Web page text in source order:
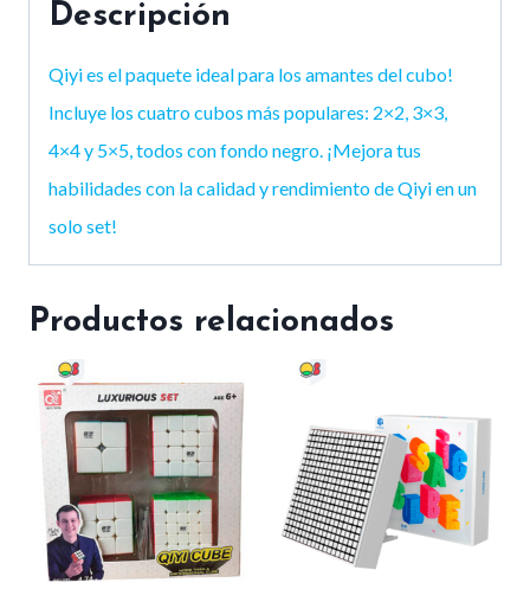
Descripción
Qiyi es el paquete ideal para los amantes del cubo!
Incluye los cuatro cubos más populares: 2×2, 3×3,
4×4 y 5×5, todos con fondo negro. ¡Mejora tus
habilidades con la calidad y rendimiento de Qiyi en un
solo set!
Productos relacionados